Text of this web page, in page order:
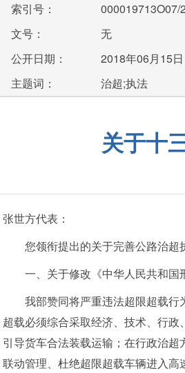
索引号：
000019713O07/
文号：
无
公开日期：
2018年06月15日
主题词：
治超;执法
关于十
张世方代表：
您领衔提出的关于完善公路治超
一、关于修改《中华人民共和
我部赞同将严重违法超限超载
超载必须综合采取经济、技术、行
引导货车合法装载运输；在行政治
联动管理、杜绝超限超载车辆进入